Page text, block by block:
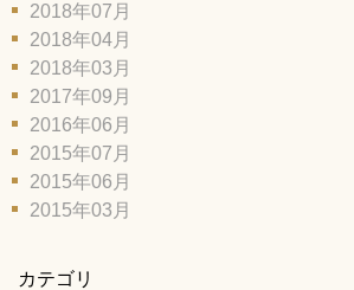
2018年07月
2018年04月
2018年03月
2017年09月
2016年06月
2015年07月
2015年06月
2015年03月
カテゴリ